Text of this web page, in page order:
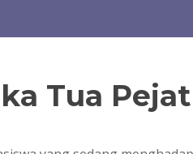
Tua Pejat